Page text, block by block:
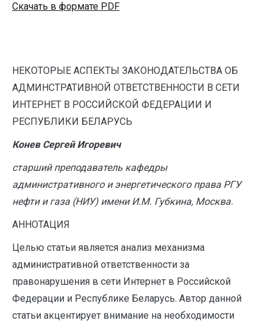
Скачать в формате PDF
НЕКОТОРЫЕ АСПЕКТЫ ЗАКОНОДАТЕЛЬСТВА ОБ
АДМИНСТРАТИВНОЙ ОТВЕТСТВЕННОСТИ В СЕТИ
ИНТЕРНЕТ В РОССИЙСКОЙ ФЕДЕРАЦИИ И
РЕСПУБЛИКИ БЕЛАРУСЬ
Конев Сергей Игоревич
старший преподаватель кафедры
административного и энергетического права РГУ
нефти и газа (НИУ) имени И.М. Губкина, Москва.
АННОТАЦИЯ
Целью статьи является анализ механизма
административной ответственности за
правонарушения в сети Интернет в Российской
Федерации и Республике Беларусь. Автор данной
статьи акцентирует внимание на необходимости